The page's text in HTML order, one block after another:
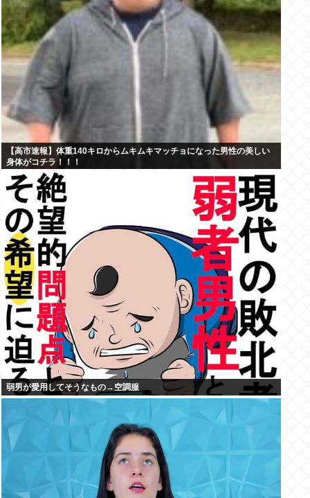
【高市速報】体重140キロからムキムキマッチョになった男性の美しい
身体がコチラ！！！
弱男が愛用してそうなもの→空調服